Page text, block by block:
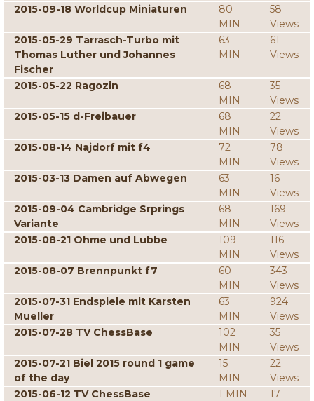
2015-09-18 Worldcup Miniaturen
80
MIN
58
Views
2015-05-29 Tarrasch-Turbo mit
Thomas Luther und Johannes
Fischer
63
MIN
61
Views
2015-05-22 Ragozin
68
MIN
35
Views
2015-05-15 d-Freibauer
68
MIN
22
Views
2015-08-14 Najdorf mit f4
72
MIN
78
Views
2015-03-13 Damen auf Abwegen
63
MIN
16
Views
2015-09-04 Cambridge Srprings
Variante
68
MIN
169
Views
2015-08-21 Ohme und Lubbe
109
MIN
116
Views
2015-08-07 Brennpunkt f7
60
MIN
343
Views
2015-07-31 Endspiele mit Karsten
Mueller
63
MIN
924
Views
2015-07-28 TV ChessBase
102
MIN
35
Views
2015-07-21 Biel 2015 round 1 game
of the day
15
MIN
22
Views
2015-06-12 TV ChessBase
1 MIN
17